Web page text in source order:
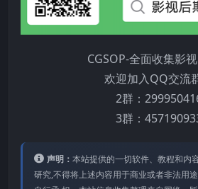
CGSOP-全面收集影视
欢迎加入QQ交流
2群：
3群：
声明： 本站提供的⼀切软件、教程和内
研究,不得将上述内容⽤于商业或者⾮法⽤